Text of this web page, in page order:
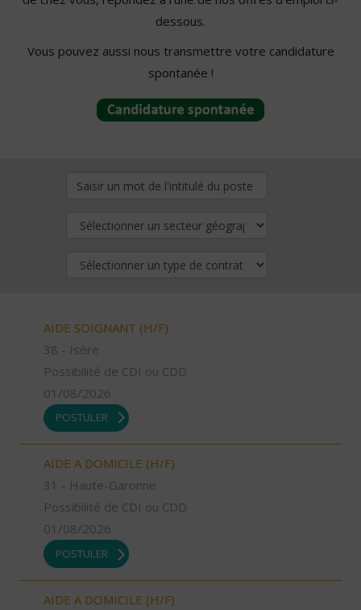
dessous.
Vous pouvez aussi nous transmettre votre candidature
spontanée !
AIDE SOIGNANT (H/F)
38 - Isère
Possibilité de CDI ou CDD
01/08/2026
POSTULER
AIDE A DOMICILE (H/F)
31 - Haute-Garonne
Possibilité de CDI ou CDD
01/08/2026
POSTULER
AIDE A DOMICILE (H/F)